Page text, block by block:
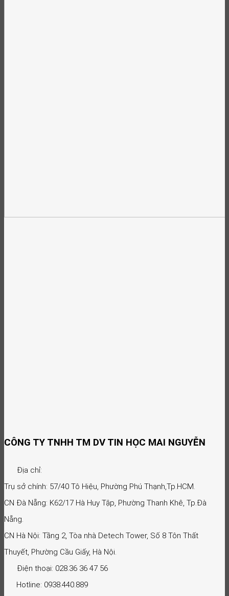
CÔNG TY TNHH TM DV TIN HỌC MAI NGUYỄN
Địa chỉ:
Trụ sở chính: 57/40 Tô Hiệu, Phường Phú Thạnh,Tp.HCM.
CN Đà Nẵng: K62/17 Hà Huy Tập, Phường Thanh Khê, Tp.Đà
Nẵng.
CN Hà Nội: Tầng 2, Tòa nhà Detech Tower, Số 8 Tôn Thất
Thuyết, Phường Cầu Giấy, Hà Nội.
Điện thoại: 028.36 36 47 56
Hotline: 0938.440.889